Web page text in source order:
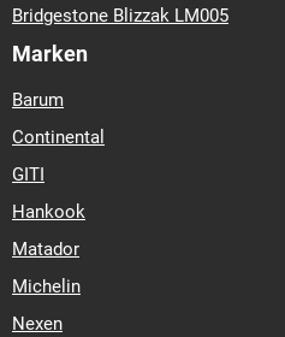
Bridgestone Blizzak LM005
Marken
Barum
Continental
GITI
Hankook
Matador
Michelin
Nexen